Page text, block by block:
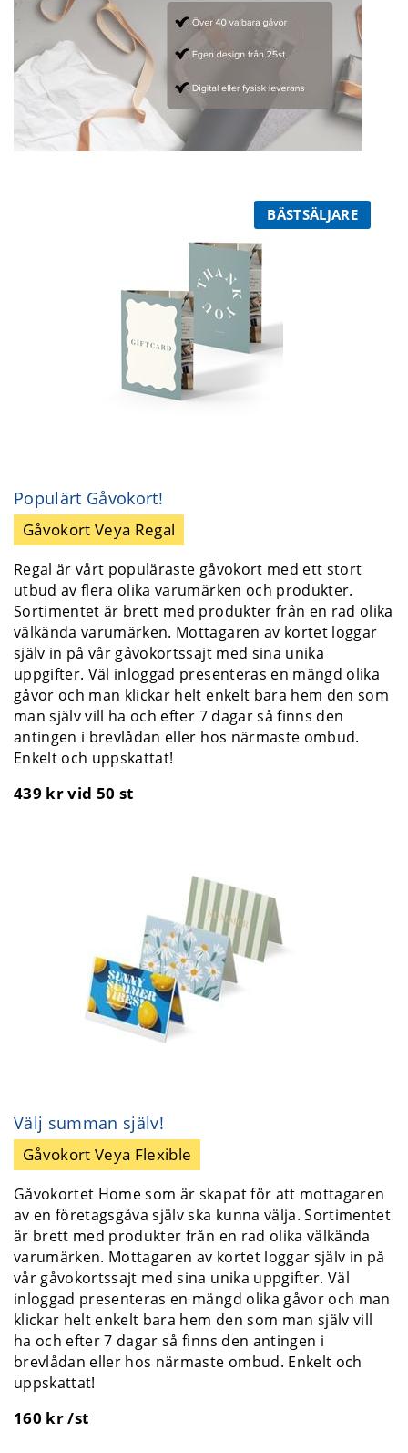
BÄSTSÄLJARE
Populärt Gåvokort!
Gåvokort Veya Regal
Regal är vårt populäraste gåvokort med ett stort
utbud av flera olika varumärken och produkter.
Sortimentet är brett med produkter från en rad olika
välkända varumärken. Mottagaren av kortet loggar
själv in på vår gåvokortssajt med sina unika
uppgifter. Väl inloggad presenteras en mängd olika
gåvor och man klickar helt enkelt bara hem den som
man själv vill ha och efter 7 dagar så finns den
antingen i brevlådan eller hos närmaste ombud.
Enkelt och uppskattat!
439 krvid 50 st
Välj summan själv!
Gåvokort Veya Flexible
Gåvokortet Home som är skapat för att mottagaren
av en företagsgåva själv ska kunna välja. Sortimentet
är brett med produkter från en rad olika välkända
varumärken. Mottagaren av kortet loggar själv in på
vår gåvokortssajt med sina unika uppgifter. Väl
inloggad presenteras en mängd olika gåvor och man
klickar helt enkelt bara hem den som man själv vill
ha och efter 7 dagar så finns den antingen i
brevlådan eller hos närmaste ombud. Enkelt och
uppskattat!
160 kr /st